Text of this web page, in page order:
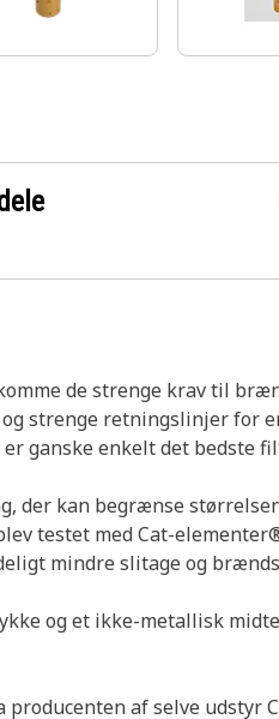
de strenge krav til
strenge retningslinjer for
ganske enkelt det bedste
kan begrænse
testet med Cat-
mindre slitage og
og et ikke-metallisk
af selve